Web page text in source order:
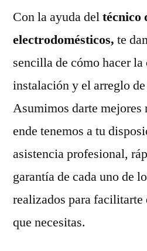
Con la ayuda deltécnico
electrodomésticos, te
sencilla de cómo hacer
instalación y el arreglo
Asumimos darte mejores
ende tenemos a tu
asistencia profesional,
garantía de cada uno de
realizados para
que necesitas.